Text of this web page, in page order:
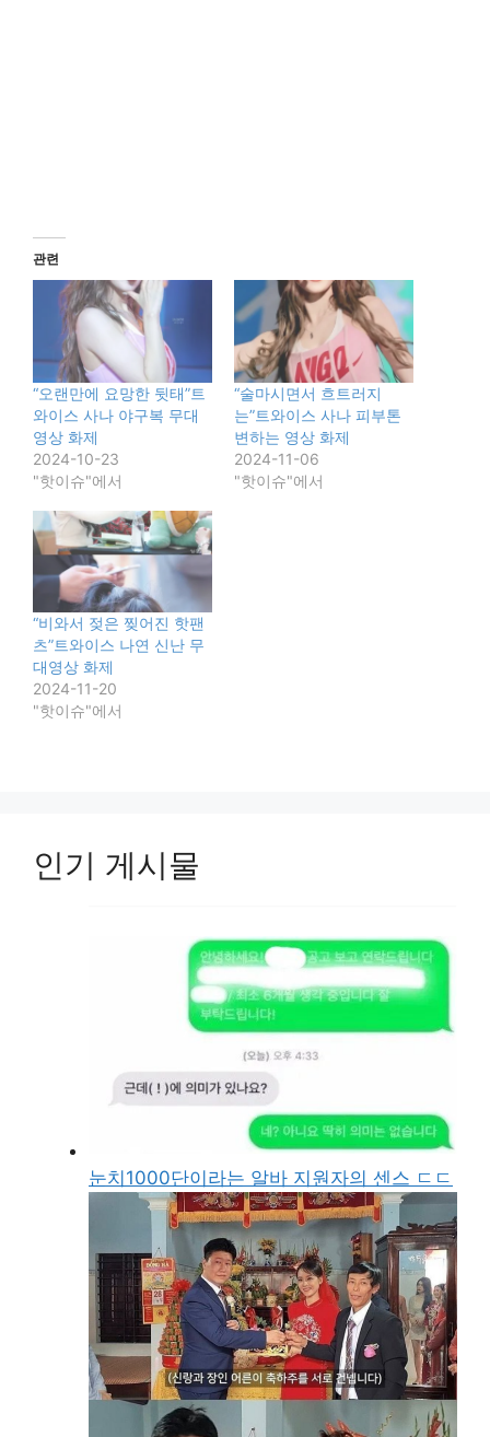
관련
“오랜만에 요망한 뒷태”트
와이스 사나 야구복 무대
영상 화제
2024-10-23
"핫이슈"에서
“술마시면서 흐트러지
는”트와이스 사나 피부톤
변하는 영상 화제
2024-11-06
"핫이슈"에서
“비와서 젖은 찢어진 핫팬
츠”트와이스 나연 신난 무
대영상 화제
2024-11-20
"핫이슈"에서
인기 게시물
눈치1000단이라는 알바 지원자의 센스 ㄷㄷ